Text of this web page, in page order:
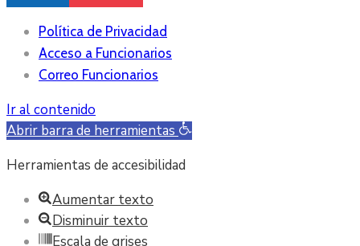
Política de Privacidad
Acceso a Funcionarios
Correo Funcionarios
Ir al contenido
Abrir barra de herramientas
Herramientas de accesibilidad
Aumentar texto
Disminuir texto
Escala de grises